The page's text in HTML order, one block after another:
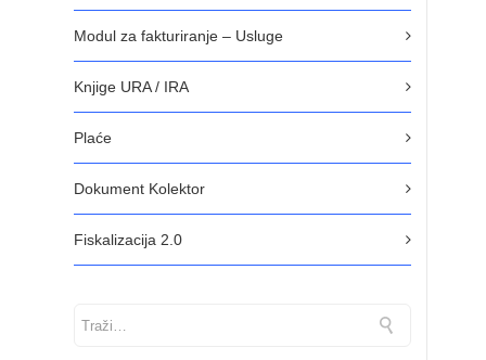
Modul za fakturiranje – Usluge
Knjige URA / IRA
Plaće
Dokument Kolektor
Fiskalizacija 2.0